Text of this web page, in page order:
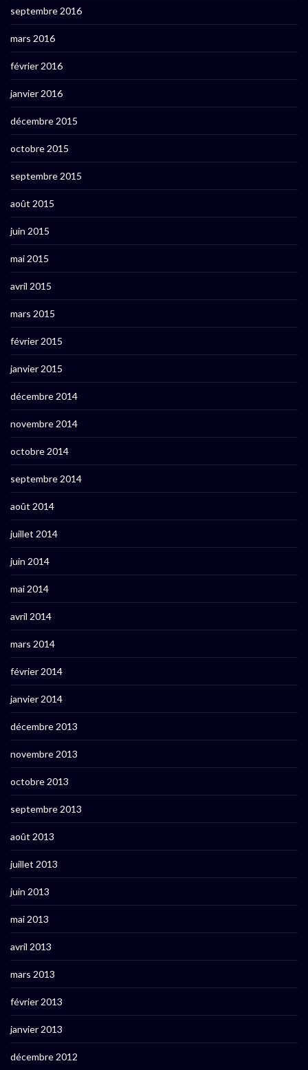
septembre 2016
mars 2016
février 2016
janvier 2016
décembre 2015
octobre 2015
septembre 2015
août 2015
juin 2015
mai 2015
avril 2015
mars 2015
février 2015
janvier 2015
décembre 2014
novembre 2014
octobre 2014
septembre 2014
août 2014
juillet 2014
juin 2014
mai 2014
avril 2014
mars 2014
février 2014
janvier 2014
décembre 2013
novembre 2013
octobre 2013
septembre 2013
août 2013
juillet 2013
juin 2013
mai 2013
avril 2013
mars 2013
février 2013
janvier 2013
décembre 2012